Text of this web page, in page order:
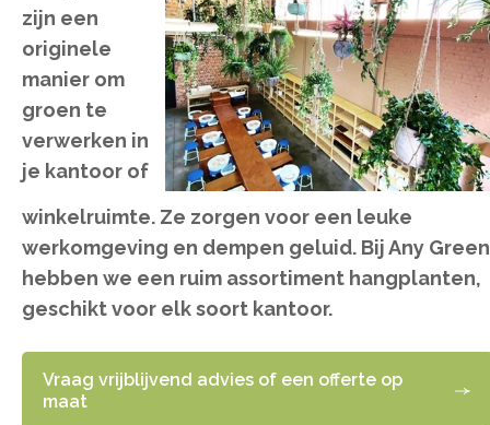
zijn een
originele
manier om
groen te
verwerken in
je kantoor of
winkelruimte. Ze zorgen voor een leuke
werkomgeving en dempen geluid. Bij Any Green
hebben we een ruim assortiment hangplanten,
geschikt voor elk soort kantoor.
Vraag vrijblijvend advies of een offerte op
maat